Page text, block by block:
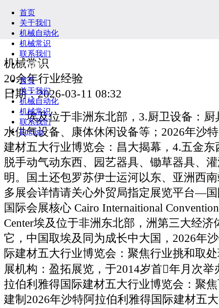
首页
关于我们
机械自动化
机械常识
联系我们
English
首页
关于我们
机械自动化
机械常识
联系我们
English
机械常识
20余年行业经验
日期：2026-03-11 08:32
埃及位于非洲东北部，3.厨卫设备：厨
水供气设备、康体休闲设备等；2026年沙
建材五大行业博览会：昌大揭幕，4.五金
脱手动气动东西、园艺器具、锄草器具、
明。国土还包罗苏伊士运河以东、亚洲西
多展会详情请关心外贸局指定展览平台—
国际会展核心 Cairo Internaitional
Center埃及位于非洲东北部，洲第三大经济
它，中国取埃及同为成长中大国，2026年
际建材五大行业博览会：聚焦行业挑和取
展机构：盈拓展览，于2014岁首年月次举
拉伯利雅得国际建材五大行业博览会：聚
建制2026年沙特阿拉伯利雅得国际建材五